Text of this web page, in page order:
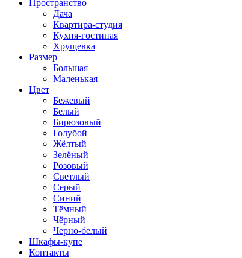
Пространство
Дача
Квартира-студия
Кухня-гостиная
Хрущевка
Размер
Большая
Маленькая
Цвет
Бежевый
Белый
Бирюзовый
Голубой
Жёлтый
Зелёный
Розовый
Светлый
Серый
Синий
Тёмный
Чёрный
Черно-белый
Шкафы-купе
Контакты